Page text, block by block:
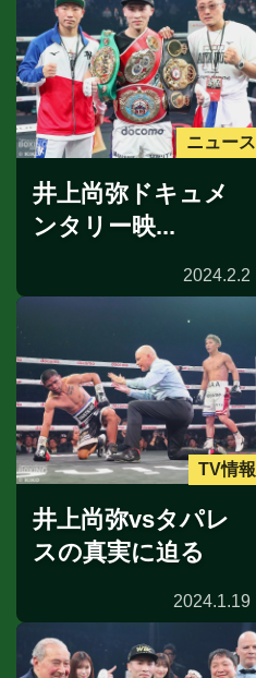
ニュース
井上尚弥ドキュメ
ンタリー映...
2024.2.2
TV情報
井上尚弥vsタパレ
スの真実に迫る
2024.1.19